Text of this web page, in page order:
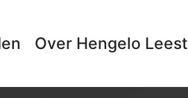
Over Hengelo Leest